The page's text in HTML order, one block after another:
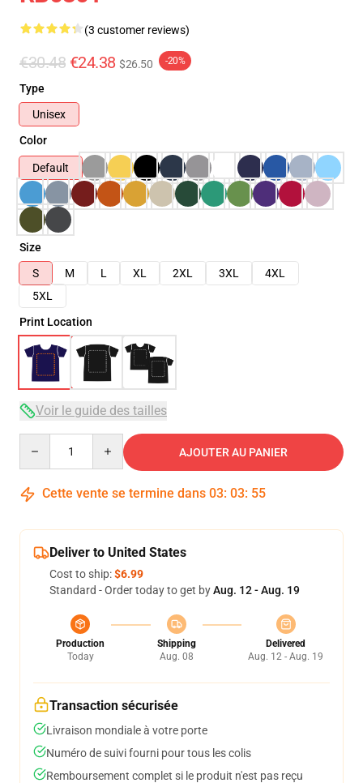
(3 customer reviews)
€30.48 €24.38 $26.50 -20%
Type
Unisex
Color
Default
Size
S
M L XL 2XL 3XL
4XL
5XL
Print Location
Voir le guide des tailles
AJOUTER AU PANIER
Cette vente se termine dans 03: 03: 54
Deliver to United States
Cost to ship:$6.99
Standard - Order today to get byAug. 12 - Aug. 19
Production
Today
Shipping
Aug. 08
Delivered
Aug. 12 - Aug. 19
Transaction sécurisée
Livraison mondiale à votre porte
Numéro de suivi fourni pour tous les colis
Remboursement complet si le produit n'est pas reçu